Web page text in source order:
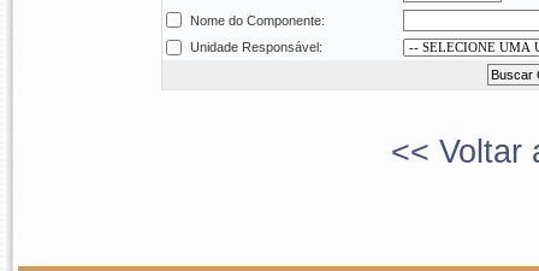
Nome do Componente:
Unidade Responsável:
<< Voltar